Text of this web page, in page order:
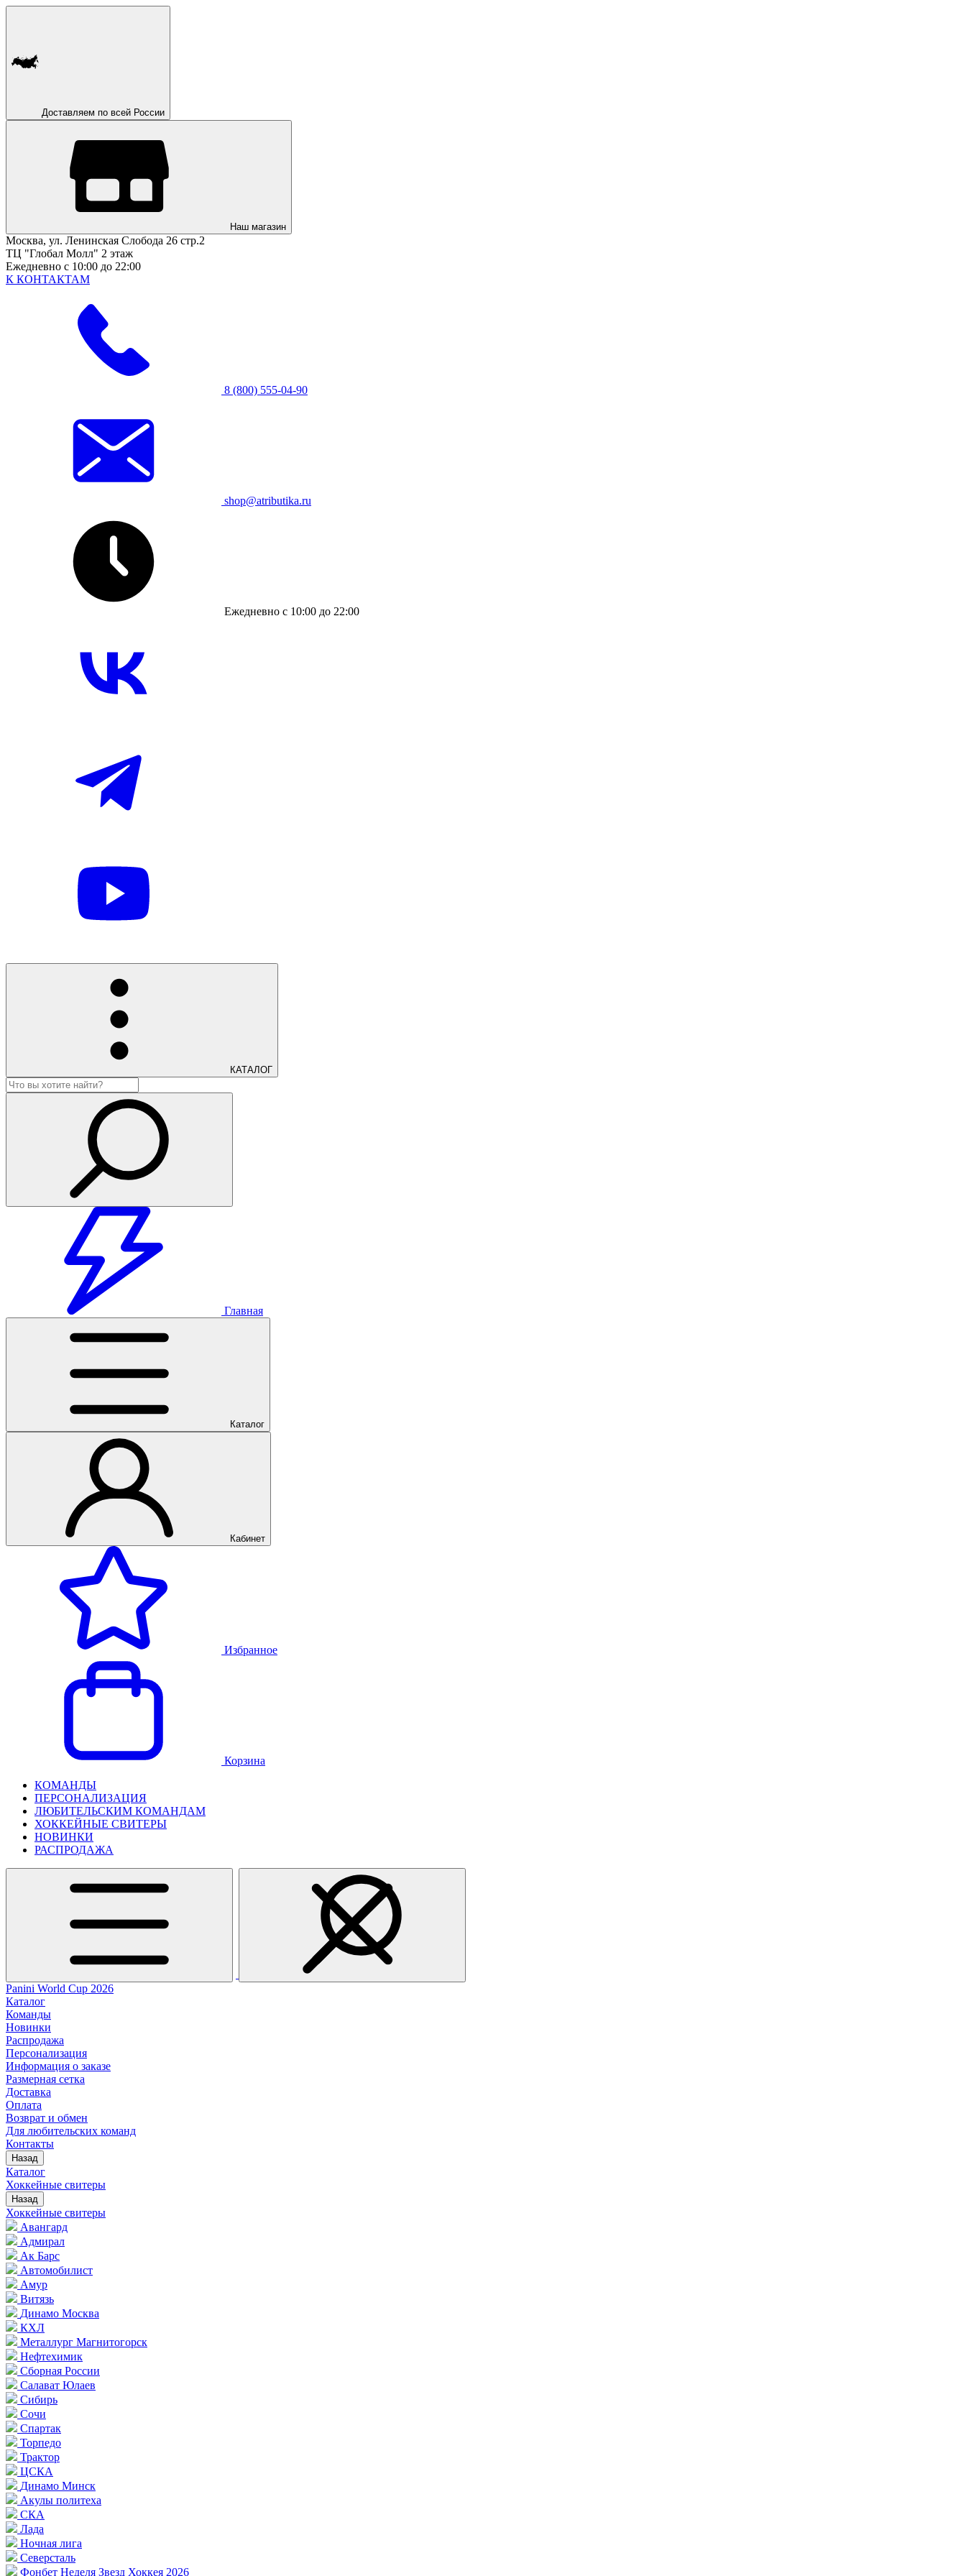
Доставляем по всей России
Наш магазин
Москва, ул. Ленинская Слобода 26 стр.2
ТЦ "Глобал Молл" 2 этаж
Ежедневно с 10:00 до 22:00
К КОНТАКТАМ
8 (800) 555-04-90
shop@atributika.ru
Ежедневно с 10:00 до 22:00
КАТАЛОГ
Главная
Каталог
Кабинет
Избранное
Корзина
КОМАНДЫ
ПЕРСОНАЛИЗАЦИЯ
ЛЮБИТЕЛЬСКИМ КОМАНДАМ
ХОККЕЙНЫЕ СВИТЕРЫ
НОВИНКИ
РАСПРОДАЖА
Panini World Cup 2026
Каталог
Команды
Новинки
Распродажа
Персонализация
Информация о заказе
Размерная сетка
Доставка
Оплата
Возврат и обмен
Для любительских команд
Контакты
Назад
Каталог
Хоккейные свитеры
Назад
Хоккейные свитеры
Авангард
Адмирал
Ак Барс
Автомобилист
Амур
Витязь
Динамо Москва
КХЛ
Металлург Магнитогорск
Нефтехимик
Сборная России
Салават Юлаев
Сибирь
Сочи
Спартак
Торпедо
Трактор
ЦСКА
Динамо Минск
Акулы политеха
СКА
Лада
Ночная лига
Северсталь
Фонбет Неделя Звезд Хоккея 2026